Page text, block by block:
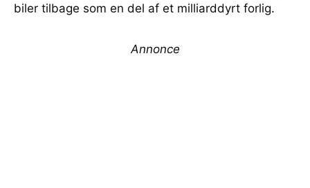
biler tilbage som en del af et milliarddyrt forlig.
Annonce